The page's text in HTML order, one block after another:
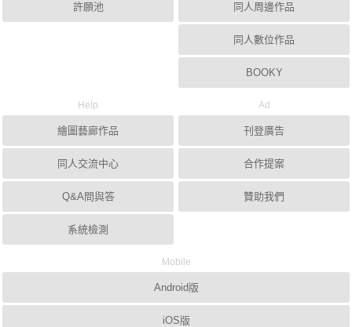
許願池 同人周邊作品
同人數位作品
BOOKY
Help
繪圖藝廊作品
同人交流中心
Q&A問與答
系統檢測
Ad
刊登廣告
合作提案
贊助我們
Mobile
Android版
iOS版